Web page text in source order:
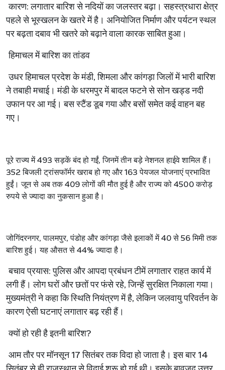
कारण:लगातारबारिशसेनदियोंकाजलस्तरबढ़ा। सहस्त्रधाराक्षेत्र
पहलेसेभूस्खलनकेखतरेमेंहै। अनियोजितनिर्माणऔरपर्यटनस्थल
परबढ़तादबावभीखतरेकोबढ़ानेवालाकारकसाबितहुआ।
हिमाचलमेंबारिशकातांडव
उधरहिमाचलप्रदेशकेमंडी,शिमलाऔरकांगड़ाजिलोंमेंभारीबारिश
नेतबाहीमचाई। मंडीकेधरमपुरमेंबादलफटनेसेसोनखड्डनदी
उफानपरआगई। बसस्टैंडडूबगयाऔरबसोंसमेतकईवाहनबह
गए।
पूरेराज्यमें493सड़केंबंदहोगईं,जिनमेंतीनबड़ेनेशनलहाईवेशामिलहैं।
352बिजलीट्रांसफॉर्मरखराबहोगएऔर163पेयजलयोजनाएंप्रभावित
हुईं। जूनसेअबतक409लोगोंकीमौतहुईहैऔरराज्यको4500करोड़
रुपयेसेज्यादाकानुकसानहुआहै।
जोगिंदरनगर,पालमपुर,पंडोहऔरकांगड़ाजैसेइलाकोंमें40से56मिमीतक
बारिशहुई। यहऔसतसे44%ज्यादाहै।
बचावप्रयास:पुलिसऔरआपदाप्रबंधनटीमेंलगातारराहतकार्यमें
लगीहैं। लोगघरोंऔरछतोंपरफंसेरहे,जिन्हेंसुरक्षितनिकालागया।
मुख्यमंत्रीनेकहाकिस्थितिनियंत्रणमेंहै,लेकिनजलवायुपरिवर्तनके
कारणऐसीघटनाएंलगातारबढ़रहीहैं।
क्योंहोरहीहैइतनीबारिश?
आमतौरपरमॉनसून17सितंबरतकविदाहोजाताहै। इसबार14